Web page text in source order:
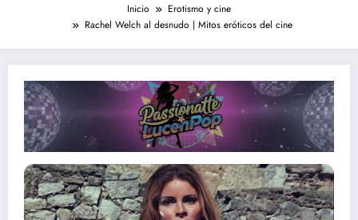
Inicio
Erotismo y cine
Rachel Welch al desnudo | Mitos eróticos del cine